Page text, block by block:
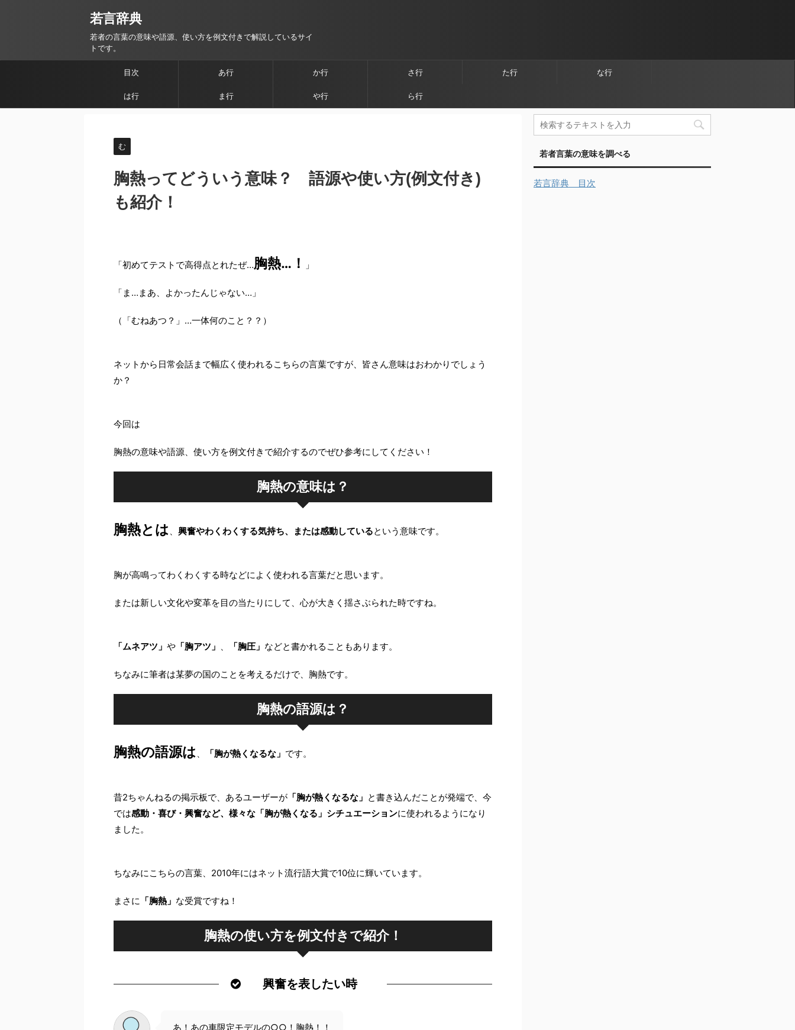
若言辞典
若者の言葉の意味や語源、使い方を例文付きで解説しているサイ
トです。
目次 あ行 か行 さ行 た行 な行
は行 ま行 や行 ら行
む
胸熱ってどういう意味？ 語源や使い方(例文付き)
も紹介！
「初めてテストで高得点とれたぜ…胸熱…！ 」
「ま…まあ、よかったんじゃない…」
（「むねあつ？」…一体何のこと？？）
ネットから日常会話まで幅広く使われるこちらの言葉ですが、皆さん意味はおわかりでしょう
か？
今回は
胸熱の意味や語源、使い方を例文付きで紹介するのでぜひ参考にしてください！
胸熱の意味は？
胸熱とは 、 興奮やわくわくする気持ち、または感動しているという意味です。
胸が高鳴ってわくわくする時などによく使われる言葉だと思います。
または新しい文化や変革を目の当たりにして、心が大きく揺さぶられた時ですね。
「ムネアツ」 や 「胸アツ」 、 「胸圧」 などと書かれることもあります。
ちなみに筆者は某夢の国のことを考えるだけで、胸熱です。
胸熱の語源は？
胸熱の語源は 、 「胸が熱くなるな」 です。
昔2ちゃんねるの掲示板で、あるユーザーが 「胸が熱くなるな」 と書き込んだことが発端で、今
では感動・喜び・興奮など、様々な「胸が熱くなる」シチュエーションに使われるようになり
ました。
ちなみにこちらの言葉、2010年にはネット流行語大賞で10位に輝いています。
まさに 「胸熱」 な受賞ですね！
胸熱の使い方を例文付きで紹介！
興奮を表したい時
あ！あの車限定モデルの○○！胸熱！！
若者言葉の意味を調べる
若言辞典 目次